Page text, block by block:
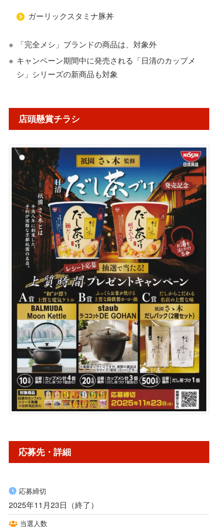
ガーリックスタミナ豚丼
「完全メシ」ブランドの商品は、対象外
キャンペーン期間中に発売される「日清のカップメ
シ」シリーズの新商品も対象
店頭懸賞チラシ
応募先・詳細
応募締切
2025年11月23日（終了）
当選人数